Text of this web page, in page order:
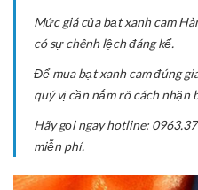
Mức giá của bạt xanh cam
có sự chênh lệch đáng kể.
Để mua bạt xanh cam đúng
quý vị cần nắm rõ cách nhận
Hãy gọi ngay hotline:
miễn phí.